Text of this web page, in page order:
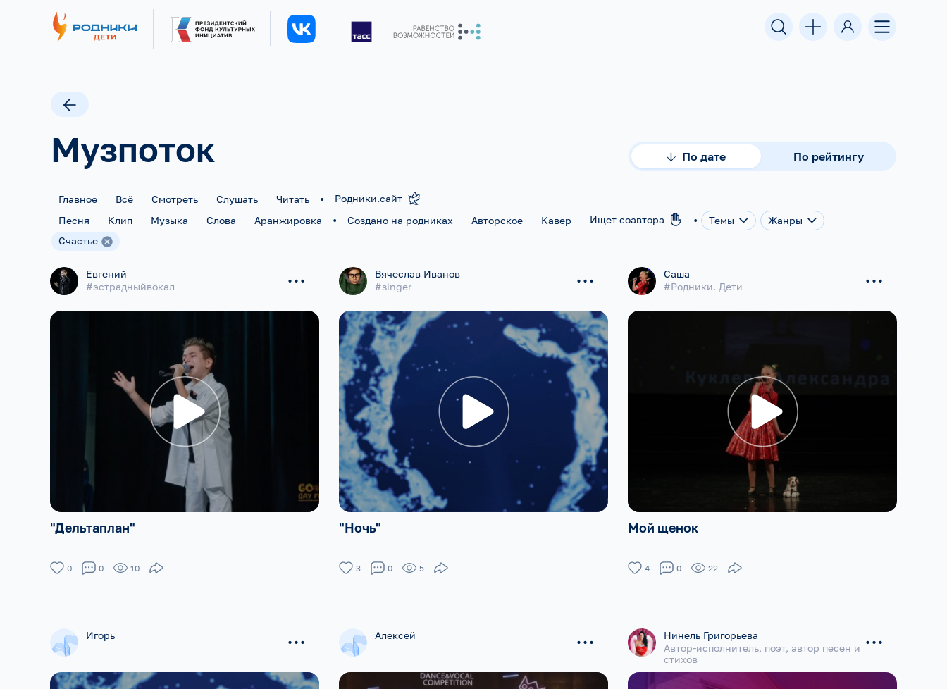
Музпоток По дате По рейтингу
Главное Всё Смотреть Слушать Читать •
Родники.сайт
Песня
Клип Музыка Слова Аранжировка • Создано на родниках Авторское Кавер Ищет соавтора • Темы
Жанры
Счастье
Евгений
#эстрадныйвокал
...
"Дельтаплан"
0 0 10
Вячеслав Иванов
#singer
...
"Ночь"
3 0 5
Саша
#Родники. Дети
...
Мой щенок
4 0 22
Игорь ... Алексей ...
Нинель Григорьева
Автор-исполнитель, поэт, автор песен и
стихов
...